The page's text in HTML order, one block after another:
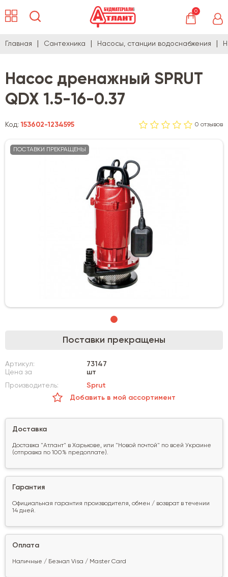
0
Главная Сантехника Насосы, станции водоснабжения
Насос дренажный SPRUT
QDX 1.5-16-0.37
Код:153602-1234595 0 отзывов
ПОСТАВКИ ПРЕКРАЩЕНЫ
Поставки прекращены
Артикул:
73147
Цена за
шт
Производитель:
Sprut
Добавить в мой ассортимент
Доставка
Доставка "Атлант" в Харькове, или "Новой почтой" по всей Украине
(отправка по 100% предоплате).
Гарантия
Официальная гарантия производителя, обмен / возврат в течении
14 дней.
Оплата
Наличные / Безнал Visa / Master Card